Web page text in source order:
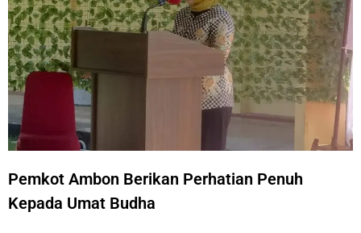
Pemkot Ambon Berikan Perhatian Penuh
Kepada Umat Budha